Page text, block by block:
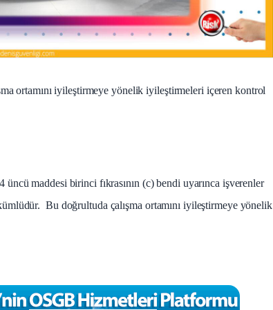
ortamını iyileştirmeye yönelik iyileştirmeleri içeren kontrol
maddesi birinci fıkrasının (c) bendi uyarınca işverenler
Bu doğrultuda çalışma ortamını iyileştirmeye yönelik